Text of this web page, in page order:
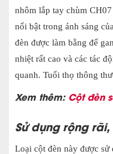
nhôm lắp tay chùm
nổi bật trong ánh sáng
đèn được làm bằng đế
nhiệt rất cao và các tác
quanh. Tuổi thọ thông
Xem thêm: Cột đèn
Sử dụng rộng
Loại cột đèn này được